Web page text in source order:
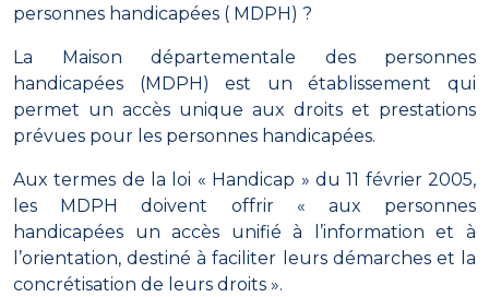
04.94.24.10.69
personnes handicapées ( MDPH) ?
La Maison départementale des personnes
handicapées (MDPH) est un établissement qui
permet un accès unique aux droits et prestations
prévues pour les personnes handicapées.
Aux termes de la loi « Handicap » du 11 février 2005,
les MDPH doivent offrir « aux personnes
handicapées un accès unifié à l’information et à
l’orientation, destiné à faciliter leurs démarches et la
concrétisation de leurs droits ».